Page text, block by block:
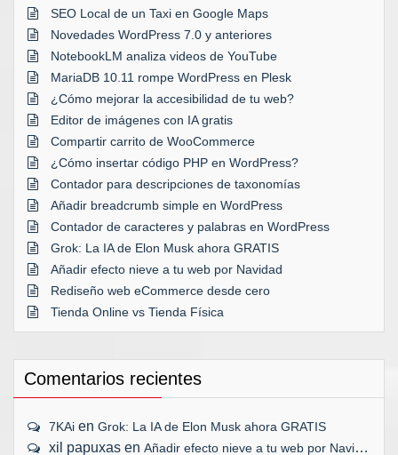
SEO Local de un Taxi en Google Maps
Novedades WordPress 7.0 y anteriores
NotebookLM analiza videos de YouTube
MariaDB 10.11 rompe WordPress en Plesk
¿Cómo mejorar la accesibilidad de tu web?
Editor de imágenes con IA gratis
Compartir carrito de WooCommerce
¿Cómo insertar código PHP en WordPress?
Contador para descripciones de taxonomías
Añadir breadcrumb simple en WordPress
Contador de caracteres y palabras en WordPress
Grok: La IA de Elon Musk ahora GRATIS
Añadir efecto nieve a tu web por Navidad
Rediseño web eCommerce desde cero
Tienda Online vs Tienda Física
Comentarios recientes
7KAi en Grok: La IA de Elon Musk ahora GRATIS
xil papuxas en Añadir efecto nieve a tu web por Navidad